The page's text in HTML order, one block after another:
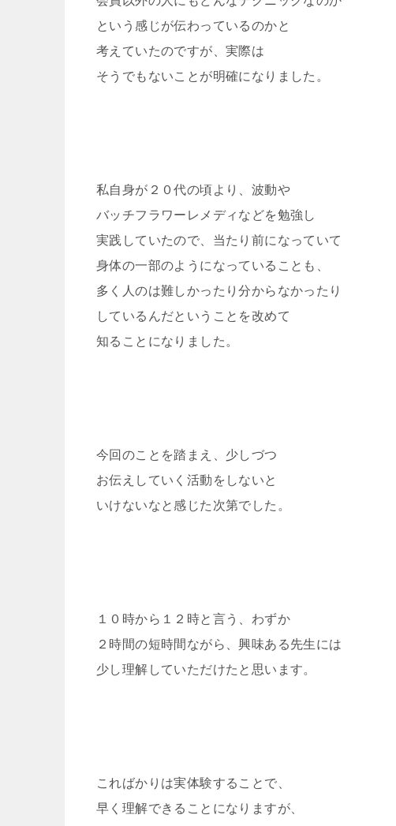
という感じが伝わっているのかと
考えていたのですが、実際は
そうでもないことが明確になりました。
私自身が２０代の頃より、波動や
バッチフラワーレメディなどを勉強し
実践していたので、当たり前になっていて
身体の一部のようになっていることも、
多く人のは難しかったり分からなかったり
しているんだということを改めて
知ることになりました。
今回のことを踏まえ、少しづつ
お伝えしていく活動をしないと
いけないなと感じた次第でした。
１０時から１２時と言う、わずか
２時間の短時間ながら、興味ある先生には
少し理解していただけたと思います。
こればかりは実体験することで、
早く理解できることになりますが、